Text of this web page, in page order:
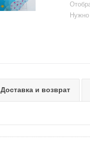
Нужно
Доставка и возврат